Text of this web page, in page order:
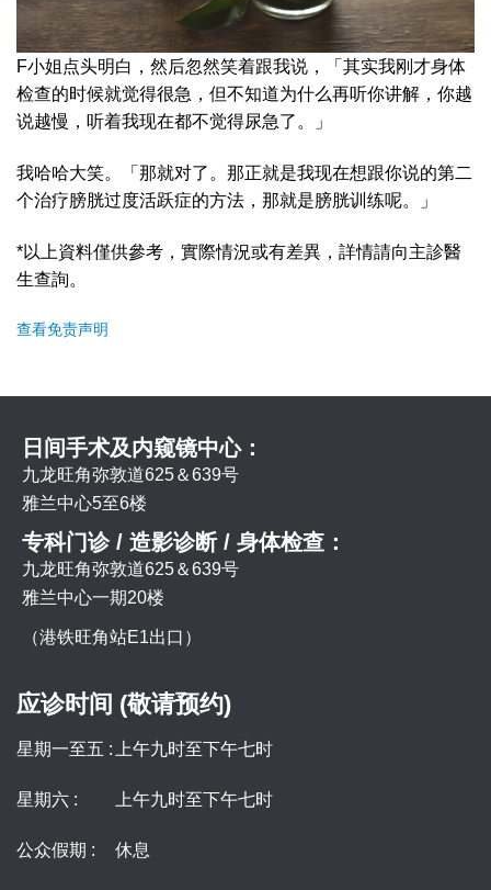
F小姐点头明白，然后忽然笑着跟我说，「其实我刚才身体
检查的时候就觉得很急，但不知道为什么再听你讲解，你越
说越慢，听着我现在都不觉得尿急了。」
我哈哈大笑。「那就对了。那正就是我现在想跟你说的第二
个治疗膀胱过度活跃症的方法，那就是膀胱训练呢。」
*以上資料僅供參考，實際情況或有差異，詳情請向主診醫
生查詢。
查看免责声明
日间手术及内窥镜中心：
九龙旺角弥敦道625＆639号
雅兰中心5至6楼
专科门诊 / 造影诊断 / 身体检查：
九龙旺角弥敦道625＆639号
雅兰中心一期20楼
（港铁旺角站E1出口）
应诊时间 (敬请预约)
星期一至五 : 上午九时至下午七时
星期六 : 上午九时至下午七时
公众假期 : 休息